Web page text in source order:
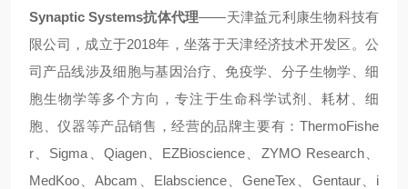
Synaptic Systems抗体代理——天津益元利康生物科技有
限公司，成立于2018年，坐落于天津经济技术开发区。公
司产品线涉及细胞与基因治疗、免疫学、分子生物学、细
胞生物学等多个方向，专注于生命科学试剂、耗材、细
胞、仪器等产品销售，经营的品牌主要有： ThermoFishe
r
Sigma Qiagen、 EZBioscience ZYMO Research、
MedKoo 、Abcam Elabscience、GeneTex Gentaur、 i